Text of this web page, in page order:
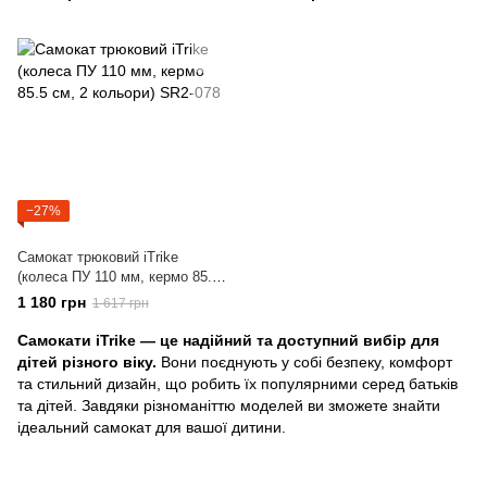
| Самокат для підлітка
−27%
Самокат трюковий iTrike
(колеса ПУ 110 мм, кермо 85.5
см, 2 кольори) SR2-078
1 180 грн 1 617 грн
Самокати iTrike — це надійний та доступний вибір для
дітей різного віку. Вони поєднують у собі безпеку, комфорт
та стильний дизайн, що робить їх популярними серед батьків
та дітей. Завдяки різноманіттю моделей ви зможете знайти
ідеальний самокат для вашої дитини.